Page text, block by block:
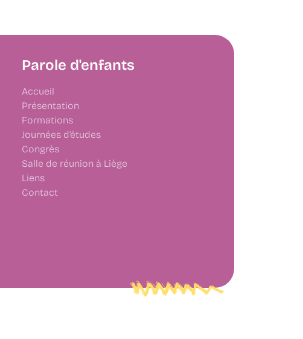
Parole d'enfants
Accueil
Présentation
Formations
Journées d’études
Congrès
Salle de réunion à Liège
Liens
Contact